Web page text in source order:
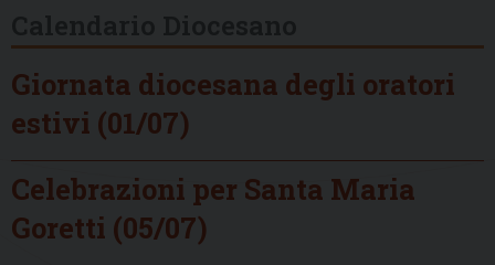
Giornata diocesana degli oratori
estivi (01/07)
Celebrazioni per Santa Maria
Goretti (05/07)